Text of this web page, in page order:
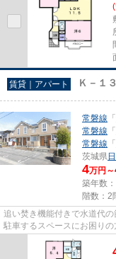
賃貸｜アパート Ｋ－１
常磐線 「
常磐線 「
常磐線 「
茨城県
4万円～
築年数
階数：2
追い焚き機能付きで水道代
駐車するスペースにお困り
で、洗面台前で身支度をサッ